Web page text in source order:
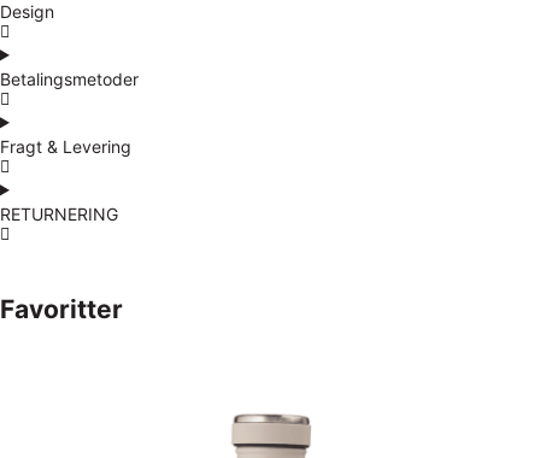
Design
Betalingsmetoder
Fragt & Levering
RETURNERING
Favoritter